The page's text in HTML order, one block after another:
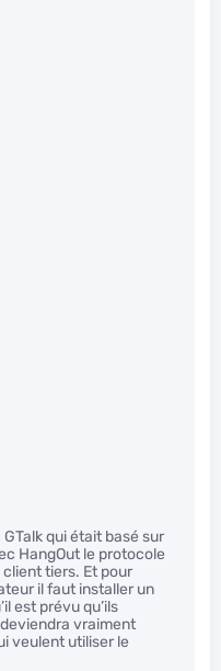
qui était basé sur
HangOut le protocole
tiers. Et pour
il faut installer un
est prévu qu’ils
vraiment
veulent utiliser le